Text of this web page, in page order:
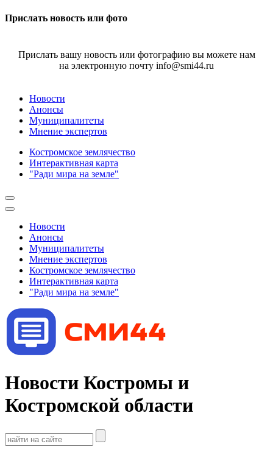
Прислать новость или фото
Прислать вашу новость или фотографию вы можете нам
на электронную почту info@smi44.ru
Новости
Анонсы
Муниципалитеты
Мнение экспертов
Костромское землячество
Интерактивная карта
"Ради мира на земле"
Новости
Анонсы
Муниципалитеты
Мнение экспертов
Костромское землячество
Интерактивная карта
"Ради мира на земле"
Новости Костромы и
Костромской области